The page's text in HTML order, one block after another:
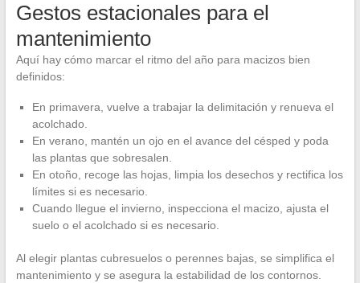
Gestos estacionales para el
mantenimiento
Aquí hay cómo marcar el ritmo del año para macizos bien
definidos:
En primavera, vuelve a trabajar la delimitación y renueva el
acolchado.
En verano, mantén un ojo en el avance del césped y poda
las plantas que sobresalen.
En otoño, recoge las hojas, limpia los desechos y rectifica los
límites si es necesario.
Cuando llegue el invierno, inspecciona el macizo, ajusta el
suelo o el acolchado si es necesario.
Al elegir plantas cubresuelos o perennes bajas, se simplifica el
mantenimiento y se asegura la estabilidad de los contornos.